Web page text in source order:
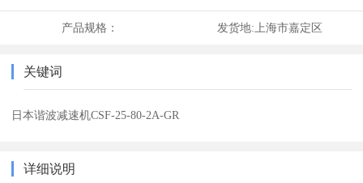
产品规格： 发货地: 上海市嘉定区
关键词
日本谐波减速机CSF-25-80-2A-GR
详细说明